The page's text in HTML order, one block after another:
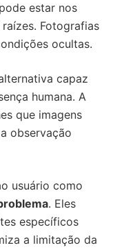
estar nos
Fotografias
ocultas.
capaz
humana. A
que imagens
observação
usuário como
. Eles
específicos
a limitação da